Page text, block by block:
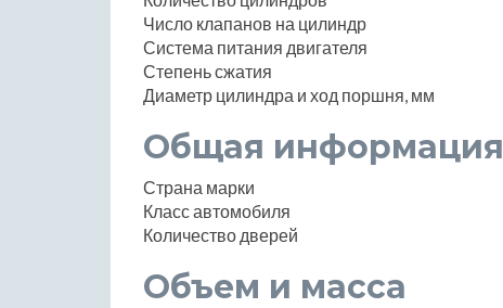
Число клапанов на цилиндр
Система питания двигателя
Степень сжатия
Диаметр цилиндра и ход поршня, мм
Общая информация
Страна марки
Класс автомобиля
Количество дверей
Объем и масса